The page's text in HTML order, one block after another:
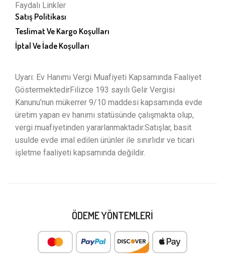
Faydalı Linkler
Satış Politikası
Teslimat Ve Kargo Koşulları
İptal Ve İade Koşulları
Uyarı: Ev Hanımı Vergi Muafiyeti Kapsamında Faaliyet
GöstermektedirFilizce 193 sayılı Gelir Vergisi
Kanunu’nun mükerrer 9/10 maddesi kapsamında evde
üretim yapan ev hanımı statüsünde çalışmakta olup,
vergi muafiyetinden yararlanmaktadır.Satışlar, basit
usulde evde imal edilen ürünler ile sınırlıdır ve ticari
işletme faaliyeti kapsamında değildir.
ÖDEME YÖNTEMLERI